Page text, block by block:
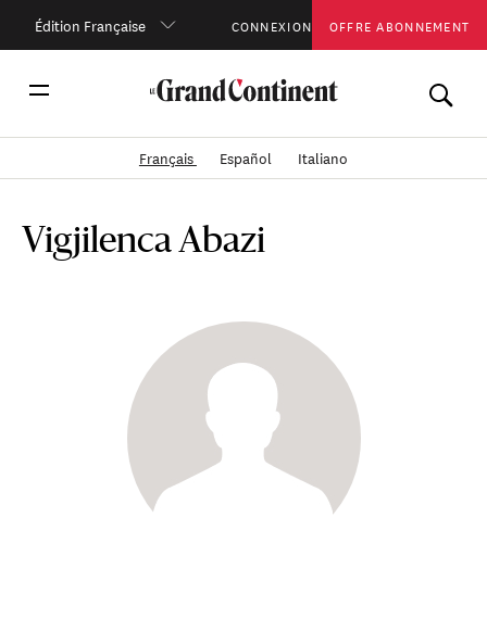
Édition Française CONNEXION OFFRE ABONNEMENT
Français Español Italiano
Vigjilenca Abazi